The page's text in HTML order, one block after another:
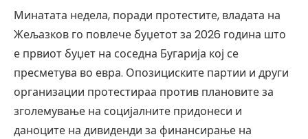
Минатата недела, поради протестите, владата на
Жељазков го повлече буџетот за 2026 година што
е првиот буџет на соседна Бугарија кој се
пресметува во евра. Опозициските партии и други
организации протестираа против плановите за
зголемување на социјалните придонеси и
даноците на дивиденди за финансирање на